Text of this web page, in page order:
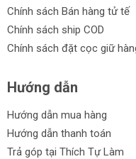
Ê tô cơ khí Truper
Ưu điểm của Ê
Thiết kế chắc chắn
Độ chính xác cao
chóng.
Chính sách Bán hàng tử tế
Chính sách ship COD
Chính sách đặt cọc giữ
Hướng dẫn
Hướng dẫn mua hàng
Hướng dẫn thanh toán
Trả góp tại Thích Tự Làm